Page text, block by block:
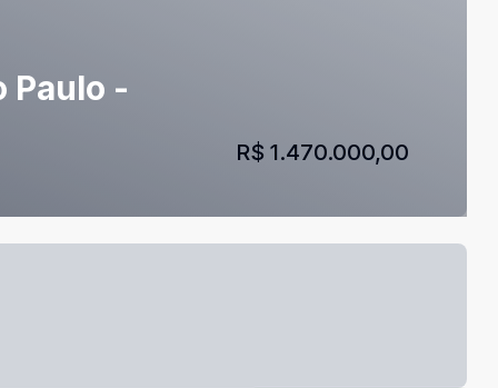
Paulo -
R$ 1.470.000,00